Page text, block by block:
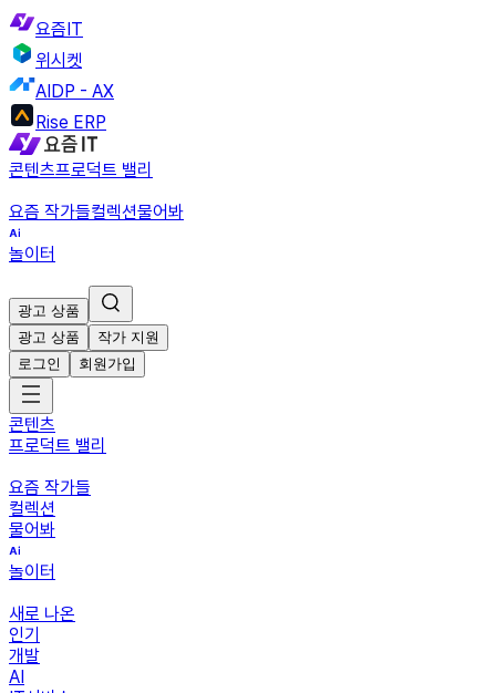
요즘IT
위시켓
AIDP - AX
Rise ERP
콘텐츠프로덕트 밸리
요즘 작가들컬렉션물어봐
놀이터
광고 상품
광고 상품
작가 지원
로그인
회원가입
콘텐츠
프로덕트 밸리
요즘 작가들
컬렉션
물어봐
놀이터
새로 나온
인기
개발
AI